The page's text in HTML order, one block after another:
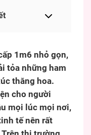
1m6 nhỏ gọn,
tỏa những ham
thăng hoa.
cho người
mọi lúc mọi nơi,
tế nên rất